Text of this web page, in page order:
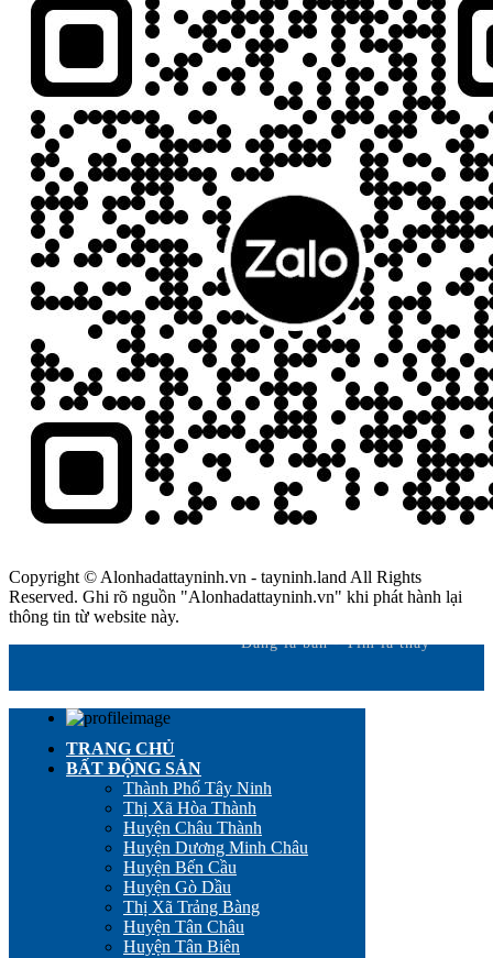
Copyright © Alonhadattayninh.vn - tayninh.land All Rights
Reserved. Ghi rõ nguồn "Alonhadattayninh.vn" khi phát hành lại
thông tin từ website này.
Đăng là bán - Tìm là thấy
TRANG CHỦ
BẤT ĐỘNG SẢN
Thành Phố Tây Ninh
Thị Xã Hòa Thành
Huyện Châu Thành
Huyện Dương Minh Châu
Huyện Bến Cầu
Huyện Gò Dầu
Thị Xã Trảng Bàng
Huyện Tân Châu
Huyện Tân Biên